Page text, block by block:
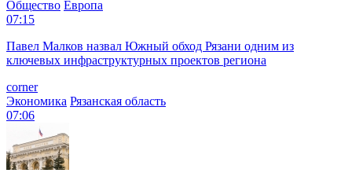
Общество Европа
07:15
Павел Малков назвал Южный обход Рязани одним из
ключевых инфраструктурных проектов региона
corner
Экономика Рязанская область
07:06